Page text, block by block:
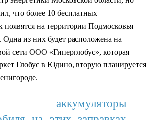
что более 10 бесплатных
появятся на территории Подмосковья
Одна из них будет расположена на
сети ООО «Гиперглобус», которая
Глобус в Юдино, вторую планируется
аккумуляторы